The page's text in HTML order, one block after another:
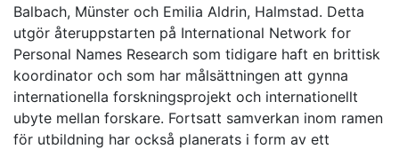
Balbach, Münster och Emilia Aldrin, Halmstad. Detta
utgör återuppstarten på International Network for
Personal Names Research som tidigare haft en brittisk
koordinator och som har målsättningen att gynna
internationella forskningsprojekt och internationellt
ubyte mellan forskare. Fortsatt samverkan inom ramen
för utbildning har också planerats i form av ett